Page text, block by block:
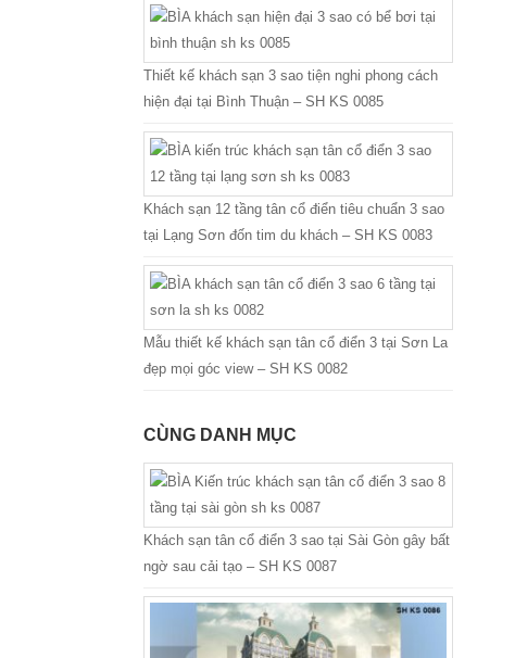
Thiết kế khách sạn 3 sao tiện nghi phong cách
hiện đại tại Bình Thuận – SH KS 0085
Khách sạn 12 tầng tân cổ điển tiêu chuẩn 3 sao
tại Lạng Sơn đốn tim du khách – SH KS 0083
Mẫu thiết kế khách sạn tân cổ điển 3 tại Sơn La
đẹp mọi góc view – SH KS 0082
CÙNG DANH MỤC
Khách sạn tân cổ điển 3 sao tại Sài Gòn gây bất
ngờ sau cải tạo – SH KS 0087